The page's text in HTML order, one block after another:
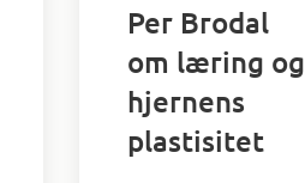
Per Brodal
om læring og
hjernens
plastisitet